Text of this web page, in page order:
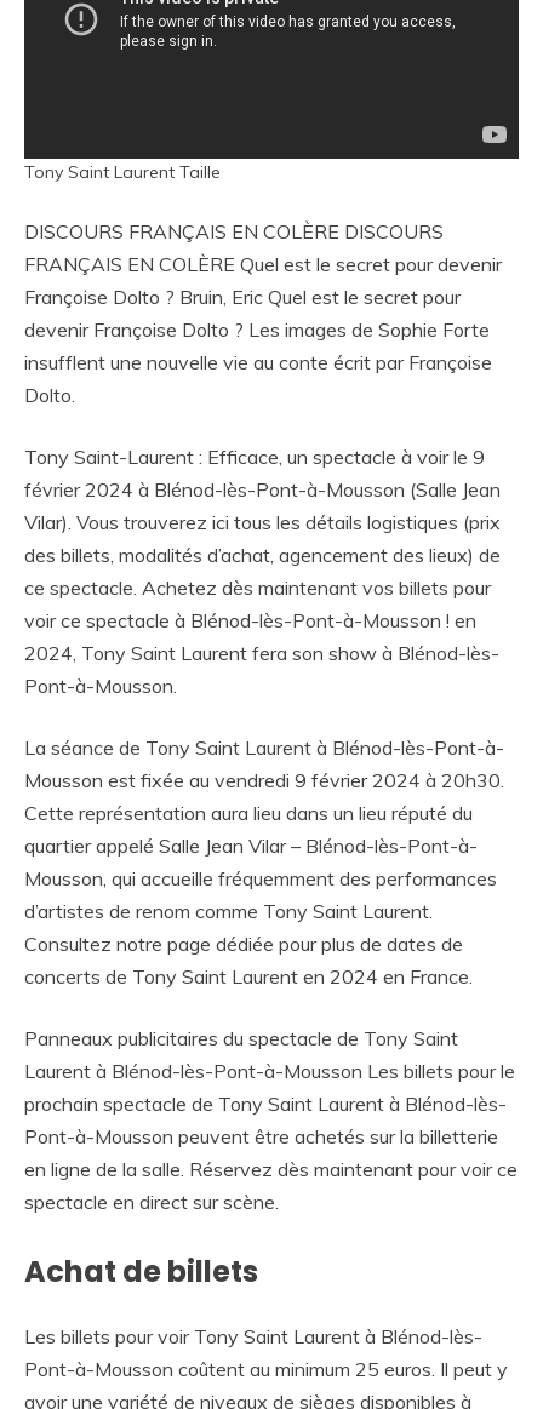
Tony Saint Laurent Taille
DISCOURS FRANÇAIS EN COLÈRE DISCOURS
FRANÇAIS EN COLÈRE Quel est le secret pour devenir
Françoise Dolto ? Bruin, Eric Quel est le secret pour
devenir Françoise Dolto ? Les images de Sophie Forte
insufflent une nouvelle vie au conte écrit par Françoise
Dolto.
Tony Saint-Laurent : Efficace, un spectacle à voir le 9
février 2024 à Blénod-lès-Pont-à-Mousson (Salle Jean
Vilar). Vous trouverez ici tous les détails logistiques (prix
des billets, modalités d’achat, agencement des lieux) de
ce spectacle. Achetez dès maintenant vos billets pour
voir ce spectacle à Blénod-lès-Pont-à-Mousson ! en
2024, Tony Saint Laurent fera son show à Blénod-lès-
Pont-à-Mousson.
La séance de Tony Saint Laurent à Blénod-lès-Pont-à-
Mousson est fixée au vendredi 9 février 2024 à 20h30.
Cette représentation aura lieu dans un lieu réputé du
quartier appelé Salle Jean Vilar – Blénod-lès-Pont-à-
Mousson, qui accueille fréquemment des performances
d’artistes de renom comme Tony Saint Laurent.
Consultez notre page dédiée pour plus de dates de
concerts de Tony Saint Laurent en 2024 en France.
Panneaux publicitaires du spectacle de Tony Saint
Laurent à Blénod-lès-Pont-à-Mousson Les billets pour le
prochain spectacle de Tony Saint Laurent à Blénod-lès-
Pont-à-Mousson peuvent être achetés sur la billetterie
en ligne de la salle. Réservez dès maintenant pour voir ce
spectacle en direct sur scène.
Achat de billets
Les billets pour voir Tony Saint Laurent à Blénod-lès-
Pont-à-Mousson coûtent au minimum 25 euros. Il peut y
avoir une variété de niveaux de sièges disponibles à